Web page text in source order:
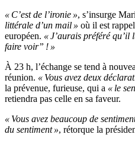
« C’est de l’ironie », s’insurge
littérale d’un mail » où il est
européen. « J’aurais préféré
faire voir” ! »
À 23 h, l’échange se tend à
réunion. « Vous avez deux
la prévenue, furieuse, qui a « le
retiendra pas celle en sa faveur.
« Vous avez beaucoup de
du sentiment », rétorque la